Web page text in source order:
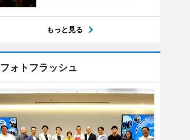
もっと見る
フォトフラッシュ